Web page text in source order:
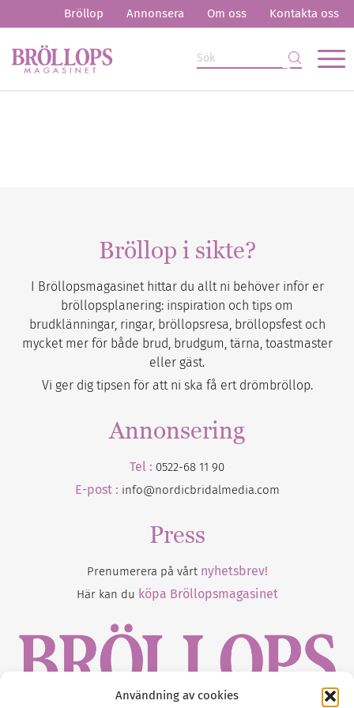
Användning av cookies
Bröllop Annonsera Om oss Kontakta oss
Bröllop i sikte?
I Bröllopsmagasinet hittar du allt ni behöver inför er
bröllopsplanering: inspiration och tips om
brudklänningar, ringar, bröllopsresa, bröllopsfest och
mycket mer för både brud, brudgum, tärna, toastmaster
eller gäst.
Vi ger dig tipsen för att ni ska få ert drömbröllop.
Annonsering
Tel : 0522-68 11 90
E-post : info@nordicbridalmedia.com
Press
Prenumerera på vårt nyhetsbrev!
Här kan du köpa Bröllopsmagasinet